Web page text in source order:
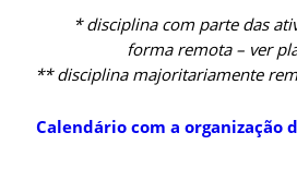
* disciplina com parte das
forma remota – ver
** disciplina majoritariamente
Calendário com a organização